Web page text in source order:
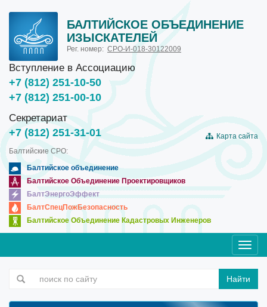
БАЛТИЙСКОЕ ОБЪЕДИНЕНИЕ
ИЗЫСКАТЕЛЕЙ
Рег. номер: СРО-И-018-30122009
Вступление в Ассоциацию
+7 (812) 251-10-50
+7 (812) 251-00-10
Секретариат
+7 (812) 251-31-01
Карта сайта
Балтийские СРО:
Балтийское объединение
Балтийское Объединение Проектировщиков
БалтЭнергоЭффект
БалтСпецПожБезопасность
Балтийское Объединение Кадастровых Инженеров
Найти